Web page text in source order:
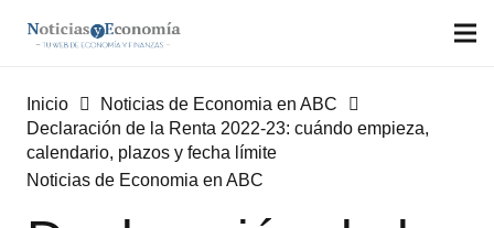
Inicio
Noticias de Economia en ABC
Declaración de la Renta 2022-23: cuándo empieza,
calendario, plazos y fecha límite
Noticias de Economia en ABC